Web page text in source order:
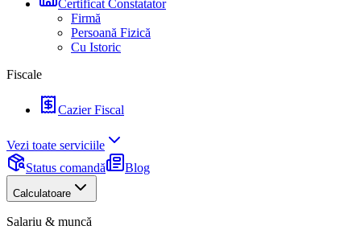
Certificat Constatator
Firmă
Persoană Fizică
Cu Istoric
Fiscale
Cazier Fiscal
Vezi toate serviciile
Status comandă
Blog
Calculatoare
Salariu & muncă